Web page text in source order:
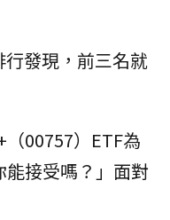
發現，前三名就
00757）ETF為
接受嗎？」面對